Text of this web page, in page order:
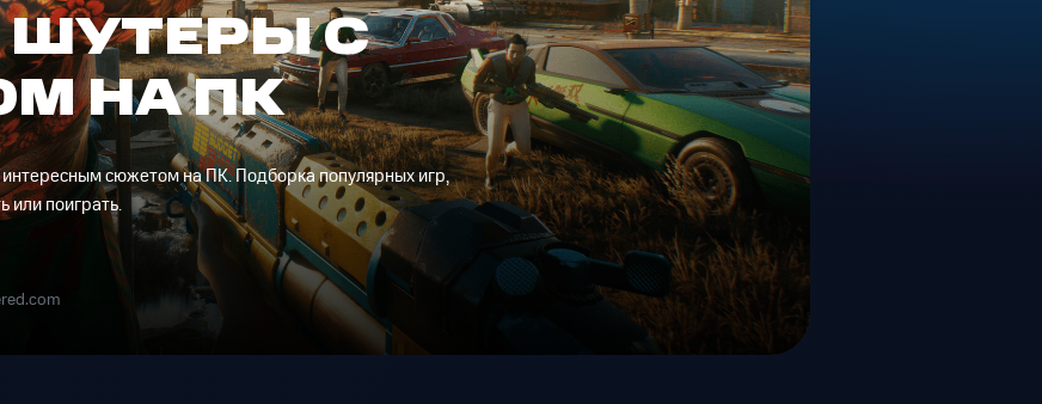
С
НА ПК
сюжетом на ПК. Подборка популярных игр,
или поиграть.